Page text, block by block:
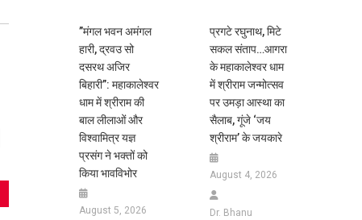
List
​”मंगल भवन अमंगल
हारी, द्रवउ सो
दसरथ अजिर
बिहारी”: महाकालेश्वर
धाम में श्रीराम की
बाल लीलाओं और
विश्वामित्र यज्ञ
प्रसंग ने भक्तों को
किया भावविभोर
August 5, 2026
प्रगटे रघुनाथ, मिटे
सकल संताप…आगरा
के महाकालेश्वर धाम
में श्रीराम जन्मोत्सव
पर उमड़ा आस्था का
सैलाब, गूंजे ‘जय
श्रीराम’ के जयकारे
August 4, 2026
Dr. Bhanu